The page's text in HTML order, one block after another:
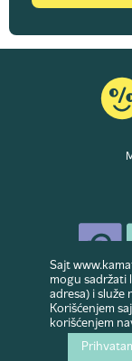
© Copyright 2007-
Sajt
mogu sadržati
adresa) i služe
Korišćenjem
korišćenjem